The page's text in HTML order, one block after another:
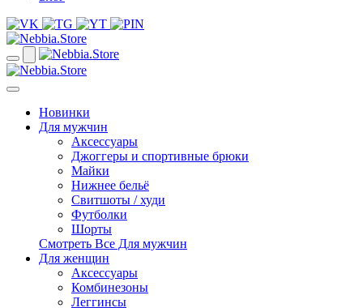
Новинки
Для мужчин
Аксессуары
Джоггеры и спортивные брюки
Майки
Нижнее бельё
Свитшоты / худи
Футболки
Шорты
Смотреть Все Для мужчин
Для женщин
Аксессуары
Комбинезоны
Леггинсы